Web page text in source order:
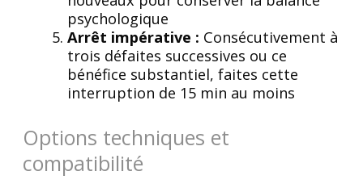
psychologique
Arrêt impérative : Consécutivement à
trois défaites successives ou ce
bénéfice substantiel, faites cette
interruption de 15 min au moins
Options techniques et
compatibilité